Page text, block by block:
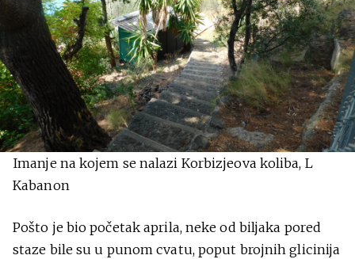
Imanje na kojem se nalazi Korbizjeova koliba, L
Kabanon
Pošto je bio početak aprila, neke od biljaka pored
staze bile su u punom cvatu, poput brojnih glicinija